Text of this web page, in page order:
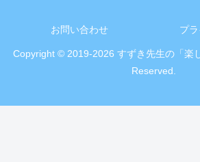
お問い合わせ プ
Copyright © 2019-2026 すずき先生の「楽
Reserved.